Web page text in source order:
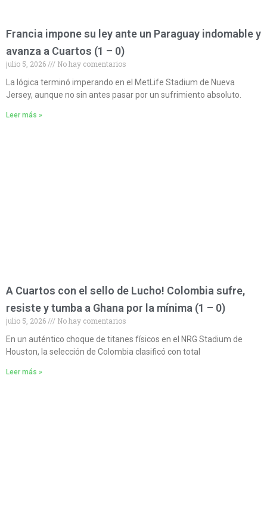
Francia impone su ley ante un Paraguay indomable y
avanza a Cuartos (1 – 0)
julio 5, 2026
No hay comentarios
La lógica terminó imperando en el MetLife Stadium de Nueva
Jersey, aunque no sin antes pasar por un sufrimiento absoluto.
Leer más »
A Cuartos con el sello de Lucho! Colombia sufre,
resiste y tumba a Ghana por la mínima (1 – 0)
julio 5, 2026
No hay comentarios
En un auténtico choque de titanes físicos en el NRG Stadium de
Houston, la selección de Colombia clasificó con total
Leer más »